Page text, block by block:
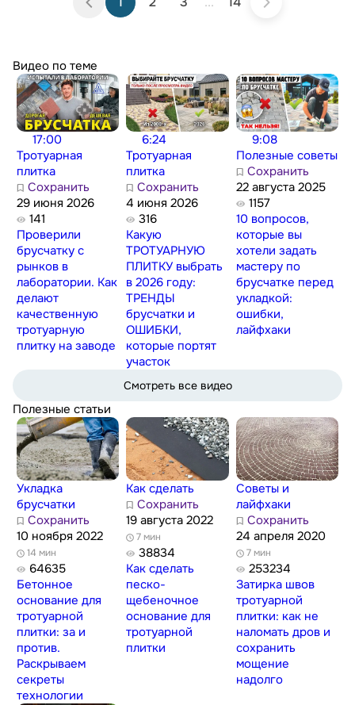
Видео по теме
17:00
Тротуарная
плитка
Сохранить
29 июня 2026
141
Проверили
брусчатку с
рынков в
лаборатории. Как
делают
качественную
тротуарную
плитку на заводе
6:24
Тротуарная
плитка
Сохранить
4 июня 2026
316
Какую
ТРОТУАРНУЮ
ПЛИТКУ выбрать
в 2026 году:
ТРЕНДЫ
брусчатки и
ОШИБКИ,
которые портят
участок
9:08
Полезные советы
Сохранить
22 августа 2025
1157
10 вопросов,
которые вы
хотели задать
мастеру по
брусчатке перед
укладкой:
ошибки,
лайфхаки
Смотреть все видео
Полезные статьи
Укладка
брусчатки
Сохранить
10 ноября 2022
14 мин
64635
Бетонное
основание для
тротуарной
плитки: за и
против.
Раскрываем
секреты
технологии
Как сделать
Сохранить
19 августа 2022
7 мин
38834
Как сделать
песко-
щебеночное
основание для
тротуарной
плитки
Советы и
лайфхаки
Сохранить
24 апреля 2020
7 мин
253234
Затирка швов
тротуарной
плитки: как не
наломать дров и
сохранить
мощение
надолго